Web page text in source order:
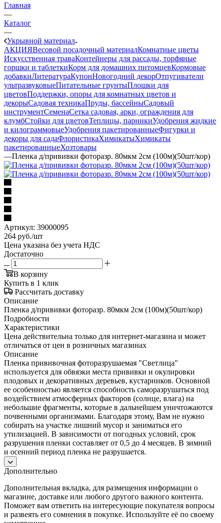
Главная
—
Каталог
—
Укрывной материал
АКЦИЯВесовой посадочный материалКомнатные цветы
Искусственная траваКонтейнеры для рассады, торфяные
горшки и таблеткиКорм для домашних питомцевКормовые
добавкиЛитератураКупонНовогодний декорОтпугиватели
ультразвуковыеПитательные грунтыПлошки для
цветовПоддержки, опоры для комнатных цветов и
декорыСадовая техникаПруды, бассейныСадовый
инструментСеменаСетка садовая, арки, ограждения для
клумбСтойки для цветовТеплицы, парникиУдобрения жидкие
и килограммовыеУдобрения пакетированныеФигурки и
декоры для садаФлористикаХимикатыХимикаты
пакетированныеХозтовары
—Пленка д/прививки фоторазр. 80мкм 2см (100м)(50шт/кор)
Артикул: 39000095
264 руб./шт
Цена указана без учета НДС
Достаточно
В корзину
Купить в 1 клик
Рассчитать доставку
Описание
Пленка д/прививки фоторазр. 80мкм 2см (100м)(50шт/кор)
Подробности
Характеристики
Цена действительна только для интернет-магазина и может
отличаться от цен в розничных магазинах
Описание
Пленка прививочная фоторазрушаемая "Светлица"
используется для обвязки места прививки и окулировки
плодовых и декоративных деревьев, кустарников. Основной
ее особенностью является способность саморазрушаться под
воздействием атмосферных факторов (солнце, влага) на
небольшие фрагменты, которые в дальнейшем уничтожаются
почвенными организмами. Благодаря этому, Вам не нужно
собирать на участке лишний мусор и заниматься его
утилизацией. В зависимости от погодных условий, срок
разрушения пленки составляет от 0,5 до 4 месяцев. В зимний
и осенний период пленка не разрушается.
Дополнительно
Дополнительная вкладка, для размещения информации о
магазине, доставке или любого другого важного контента.
Поможет вам ответить на интересующие покупателя вопросы
и развеять его сомнения в покупке. Используйте её по своему